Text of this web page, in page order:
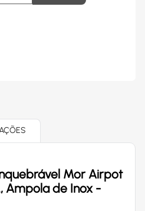
Mor Airpot
Ampola de Inox -